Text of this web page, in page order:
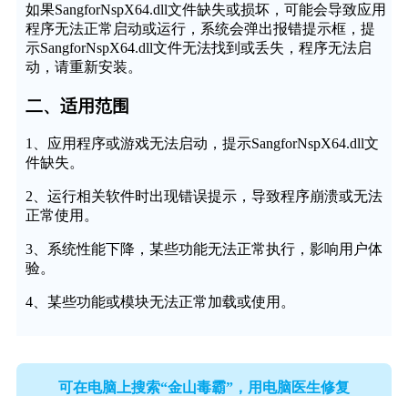
如果SangforNspX64.dll文件缺失或损坏，可能会导致应用
程序无法正常启动或运行，系统会弹出报错提示框，提
示SangforNspX64.dll文件无法找到或丢失，程序无法启
动，请重新安装。
二、适用范围
1、应用程序或游戏无法启动，提示SangforNspX64.dll文
件缺失。
2、运行相关软件时出现错误提示，导致程序崩溃或无法
正常使用。
3、系统性能下降，某些功能无法正常执行，影响用户体
验。
4、某些功能或模块无法正常加载或使用。
可在电脑上搜索“金山毒霸”，用电脑医生修复